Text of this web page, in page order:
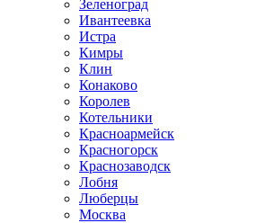
Зеленоград
Ивантеевка
Истра
Кимры
Клин
Конаково
Королев
Котельники
Красноармейск
Красногорск
Краснозаводск
Лобня
Люберцы
Москва